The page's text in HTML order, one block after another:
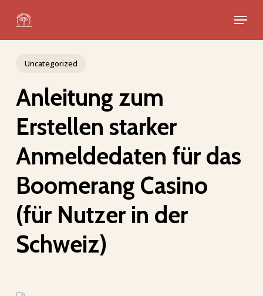
main
Menu
Uncategorized
Anleitung zum
Erstellen starker
Anmeldedaten für das
Boomerang Casino
(für Nutzer in der
Schweiz)